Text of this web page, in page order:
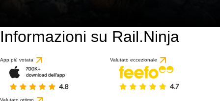
Informazioni su Rail.Ninja
App più votata Valutato eccezionale
Valutato ottimo